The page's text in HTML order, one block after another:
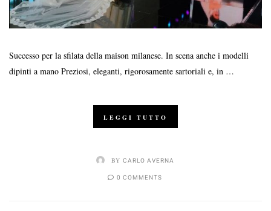
Successo per la sfilata della maison milanese. In scena anche i modelli
dipinti a mano Preziosi, eleganti, rigorosamente sartoriali e, in …
LEGGI TUTTO
BY CARLO AVERNA
0 COMMENTS